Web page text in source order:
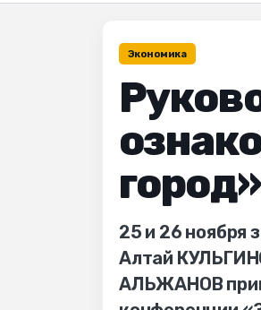
Экономика
25 и 26 ноября
Алтай
АЛЬЖАНОВ